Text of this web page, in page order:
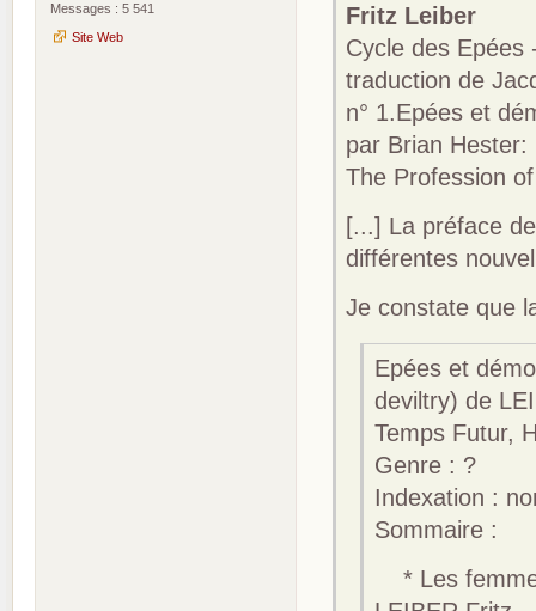
Messages : 5 541
Site Web
Fritz Leiber
Cycle des Epées
traduction de
n° 1.Epées et
par Brian
The Profession
[...] La préface
différentes
Je constate que
Epées et
deviltry) de
Temps Futur,
Genre : ?
Indexation :
Sommaire :
* Les